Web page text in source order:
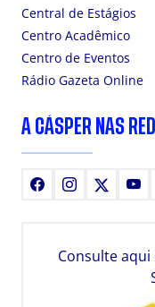
Central de Estágios
Centro Acadêmico
Centro de Eventos
Rádio Gazeta Online
A CÁSPER NAS
FacebookInstagram
Consulte